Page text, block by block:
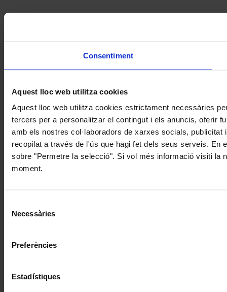
Consentiment
Aquest lloc web utilitza cookies
Aquest lloc web utilitza cookies estrictament necessàries
tercers per a personalitzar el contingut i els anuncis, oferir
amb els nostres col·laboradors de xarxes socials,
recopilat a través de l'ús que hagi fet dels seus serveis. En
sobre "Permetre la selecció". Si vol més informació visiti la
moment.
Necessàries
Preferències
Estadístiques